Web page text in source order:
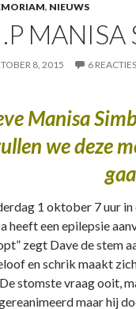
, NIEUWS
MANISA
8, 2015 6 REACTIES
Manisa
we deze
1 oktober 7 uur
heeft een epilepsie
zegt Dave de stem
en schrik maakt
De stomste vraag ooit,
maar hij